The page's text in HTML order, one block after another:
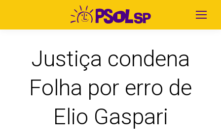
Justiça condena
Folha por erro de
Elio Gaspari